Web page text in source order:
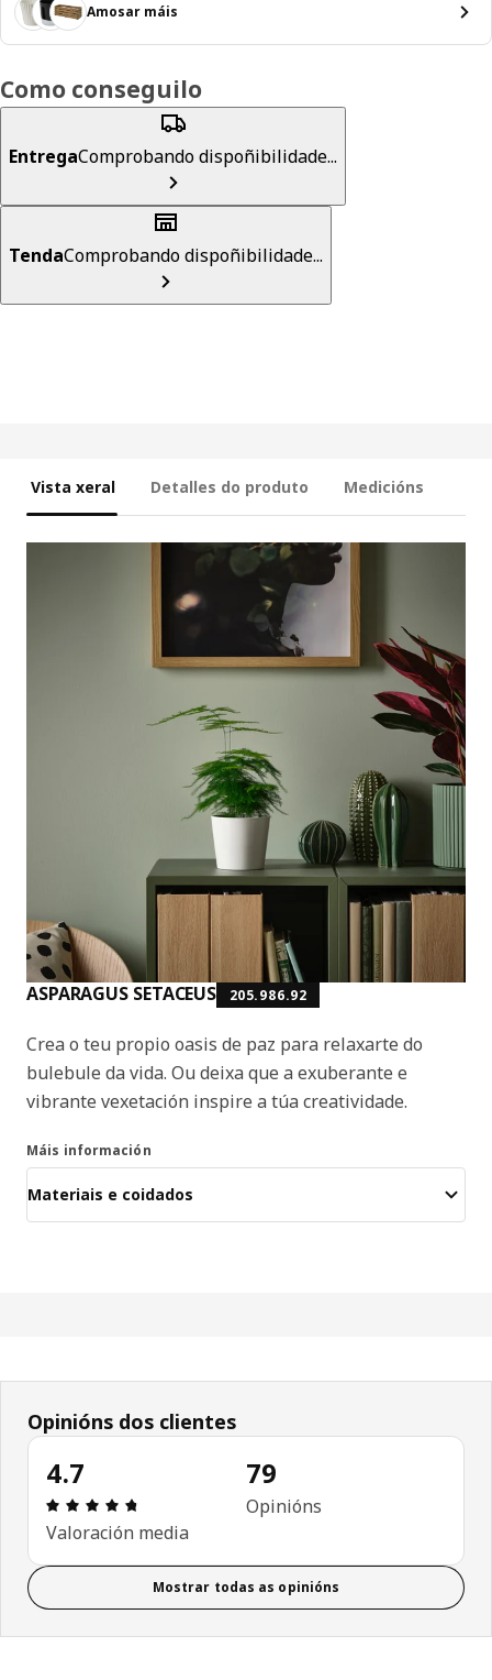
Amosar máis
Como conseguilo
EntregaComprobando dispoñibilidade...
TendaComprobando dispoñibilidade...
Vista xeral Detalles do produto Medicións
ASPARAGUS SETACEUS 205.986.92
Crea o teu propio oasis de paz para relaxarte do
bulebule da vida. Ou deixa que a exuberante e
vibrante vexetación inspire a túa creatividade.
Máis información
Materiais e coidados
Opinións dos clientes
4.7
Recensión: 4.7 de 5 estrelas. Revisións totais: 79
Valoración media
79
Opinións
Mostrar todas as opinións